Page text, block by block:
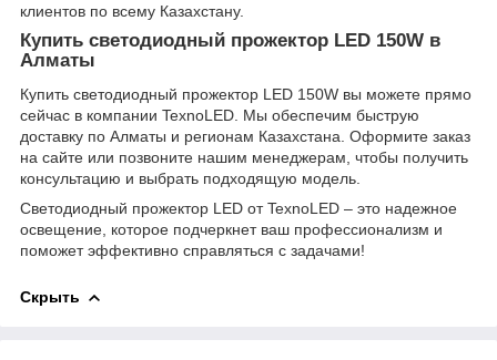
клиентов по всему Казахстану.
Купить светодиодный прожектор LED 150W в
Алматы
Купить светодиодный прожектор LED 150W вы можете прямо
сейчас в компании TexnoLED. Мы обеспечим быструю
доставку по Алматы и регионам Казахстана. Оформите заказ
на сайте или позвоните нашим менеджерам, чтобы получить
консультацию и выбрать подходящую модель.
Светодиодный прожектор LED от TexnoLED – это надежное
освещение, которое подчеркнет ваш профессионализм и
поможет эффективно справляться с задачами!
Скрыть